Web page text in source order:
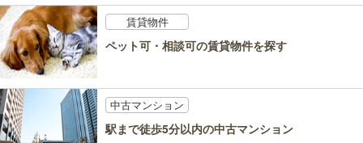
賃貸物件
ペット可・相談可の賃貸物件を探す
中古マンション
駅まで徒歩5分以内の中古マンション